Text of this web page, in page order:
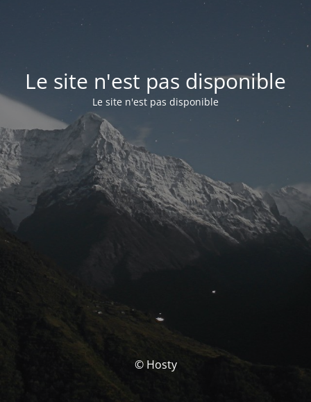
Le site n'est pas disponible
Le site n'est pas disponible
© Hosty